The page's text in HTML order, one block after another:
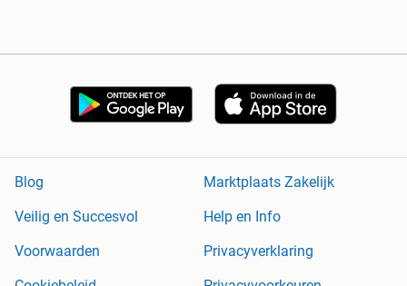
Blog
Marktplaats Zakelijk
Veilig en Succesvol
Help en Info
Voorwaarden
Privacyverklaring